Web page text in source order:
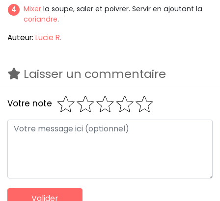
Mixer la soupe, saler et poivrer. Servir en ajoutant la
coriandre.
Auteur: Lucie R.
Laisser un commentaire
Votre note